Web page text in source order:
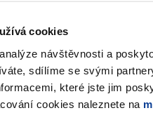
cookies
návštěvnosti a
sdílíme se svými
které jste jim
cookies naleznete na